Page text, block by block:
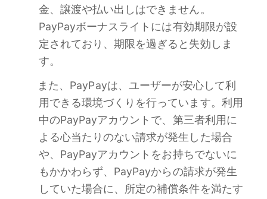
金、譲渡や払い出しはできません。
PayPayボーナスライトには有効期限が設
定されており、期限を過ぎると失効しま
す。
また、PayPayは、ユーザーが安心して利
用できる環境づくりを行っています。利用
中のPayPayアカウントで、第三者利用に
よる心当たりのない請求が発生した場合
や、PayPayアカウントをお持ちでないに
もかかわらず、PayPayからの請求が発生
していた場合に、所定の補償条件を満たす